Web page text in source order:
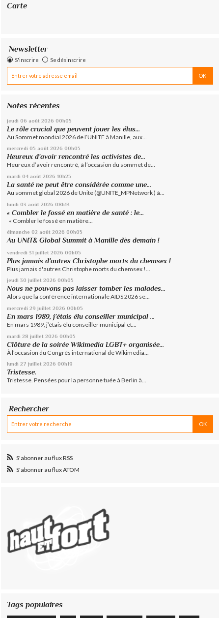
Carte
Newsletter
S'inscrire Se désinscrire
Notes récentes
jeudi 06 août 2026 00h05
Le rôle crucial que peuvent jouer les élus...
Au Sommet mondial 2026 de l’UNITE à Manille, aux...
mercredi 05 août 2026 00h05
Heureux d’avoir rencontré les activistes de...
Heureux d’avoir rencontré, à l’occasion du sommet de...
mardi 04 août 2026 10h25
La santé ne peut être considérée comme une...
Au sommet global 2026 de Unite (@UNITE_MPNetwork ) à...
lundi 03 août 2026 08h13
« Combler le fossé en matière de santé : le...
« Combler le fossé en matière...
dimanche 02 août 2026 00h05
Au UNIT& Global Summit à Manille dès demain !
vendredi 31 juillet 2026 00h05
Plus jamais d'autres Christophe morts du chemsex !
Plus jamais d'autres Christophe morts du chemsex !...
jeudi 30 juillet 2026 00h05
Nous ne pouvons pas laisser tomber les malades...
Alors que la conférence internationale AIDS 2026 se...
mercredi 29 juillet 2026 00h05
En mars 1989, j’étais élu conseiller municipal ...
En mars 1989, j’étais élu conseiller municipal et...
mardi 28 juillet 2026 00h05
Clôture de la soirée Wikimedia LGBT+ organisée...
À l’occasion du Congrès international de Wikimedia...
lundi 27 juillet 2026 00h19
Tristesse.
Tristesse. Pensées pour la personne tuée à Berlin à...
Rechercher
S'abonner au flux RSS
S'abonner au flux ATOM
Tags populaires